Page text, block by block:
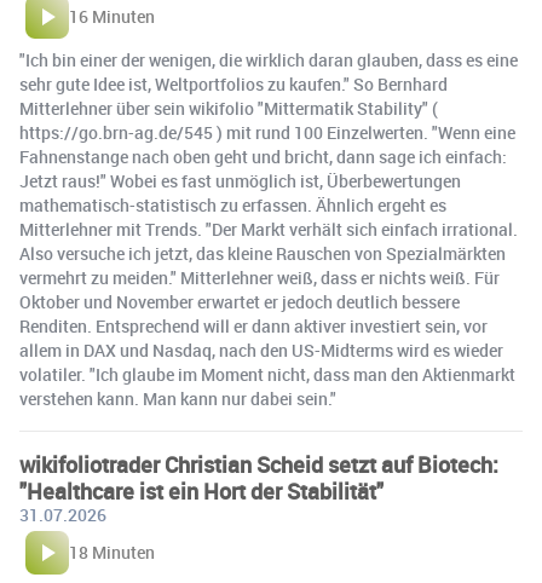
16 Minuten
"Ich bin einer der wenigen, die wirklich daran glauben, dass es eine
sehr gute Idee ist, Weltportfolios zu kaufen." So Bernhard
Mitterlehner über sein wikifolio "Mittermatik Stability" (
https://go.brn-ag.de/545 ) mit rund 100 Einzelwerten. "Wenn eine
Fahnenstange nach oben geht und bricht, dann sage ich einfach:
Jetzt raus!" Wobei es fast unmöglich ist, Überbewertungen
mathematisch-statistisch zu erfassen. Ähnlich ergeht es
Mitterlehner mit Trends. "Der Markt verhält sich einfach irrational.
Also versuche ich jetzt, das kleine Rauschen von Spezialmärkten
vermehrt zu meiden." Mitterlehner weiß, dass er nichts weiß. Für
Oktober und November erwartet er jedoch deutlich bessere
Renditen. Entsprechend will er dann aktiver investiert sein, vor
allem in DAX und Nasdaq, nach den US-Midterms wird es wieder
volatiler. "Ich glaube im Moment nicht, dass man den Aktienmarkt
verstehen kann. Man kann nur dabei sein."
wikifoliotrader Christian Scheid setzt auf Biotech:
"Healthcare ist ein Hort der Stabilität"
31.07.2026
18 Minuten